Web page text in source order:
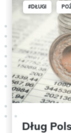
#DŁUGI
Dług